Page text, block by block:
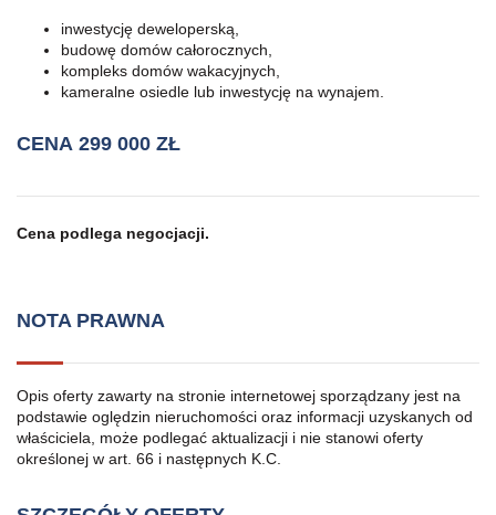
inwestycję deweloperską,
budowę domów całorocznych,
kompleks domów wakacyjnych,
kameralne osiedle lub inwestycję na wynajem.
CENA 299 000 ZŁ
Cena podlega negocjacji.
NOTA PRAWNA
Opis oferty zawarty na stronie internetowej sporządzany jest na
podstawie oględzin nieruchomości oraz informacji uzyskanych od
właściciela, może podlegać aktualizacji i nie stanowi oferty
określonej w art. 66 i następnych K.C.